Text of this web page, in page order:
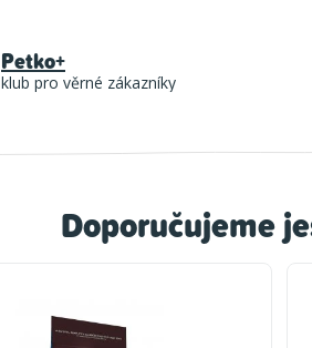
Doporučujeme
Petko+
klub pro věrné zákazníky